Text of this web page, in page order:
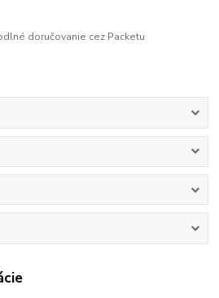
doručovanie cez Packetu